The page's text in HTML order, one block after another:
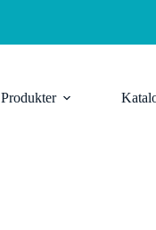
Produkter